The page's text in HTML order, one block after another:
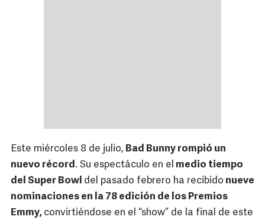
Este miércoles 8 de julio, Bad Bunny rompió un
nuevo récord. Su espectáculo en el medio tiempo
del Super Bowl del pasado febrero ha recibido nueve
nominaciones en la 78 edición de los Premios
Emmy, convirtiéndose en el “show” de la final de este